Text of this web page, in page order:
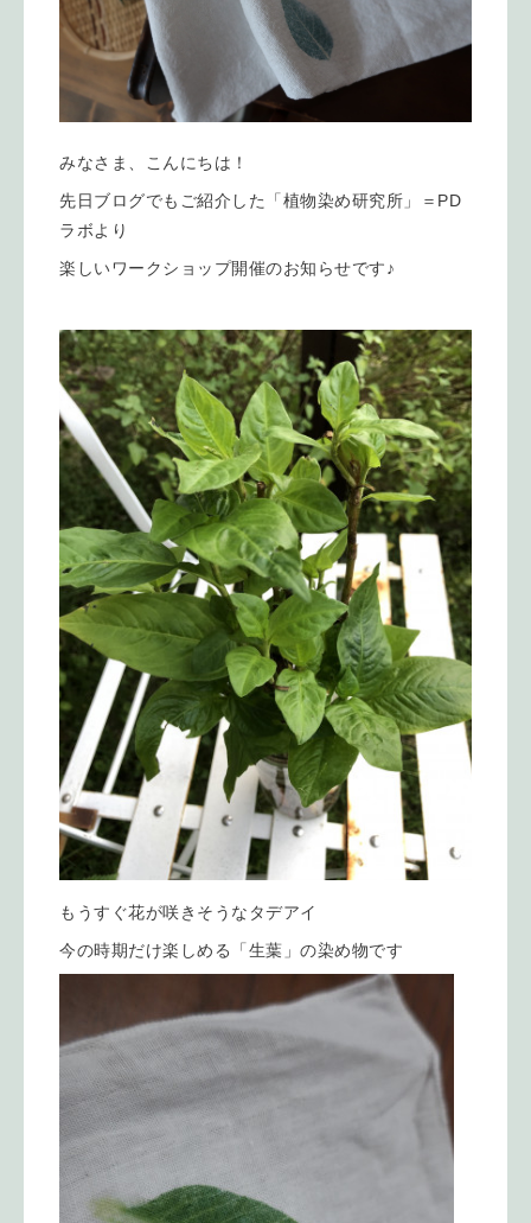
みなさま、こんにちは！
先日ブログでもご紹介した「植物染め研究所」＝PD
ラボより
楽しいワークショップ開催のお知らせです♪
もうすぐ花が咲きそうなタデアイ
今の時期だけ楽しめる「生葉」の染め物です